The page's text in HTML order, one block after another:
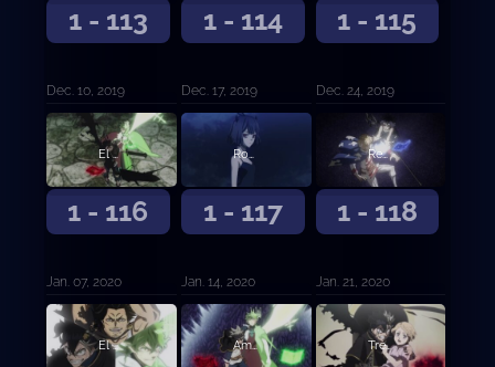
1 - 113
Dec. 10, 2019
1 - 114
Dec. 17, 2019
1 - 115
Dec. 24, 2019
1 - 116
El peor enemigo natural
Jan. 07, 2020
1 - 117
Rompiendo el sello
Jan. 14, 2020
1 - 118
Reencuentro a través del tiempo
Jan. 21, 2020
El ataque final Amanecer Tres problemas